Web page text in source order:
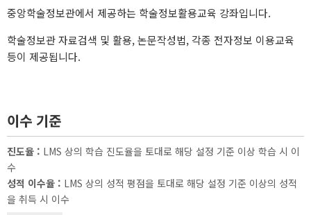
이수 기준
진도율 : LMS 상의 학습 진도율을 토대로 해당 설정 기준 이상 학습 시 이
수
성적 이수율 : LMS 상의 성적 평점을 토대로 해당 설정 기준 이상의 성적
을 취득 시 이수